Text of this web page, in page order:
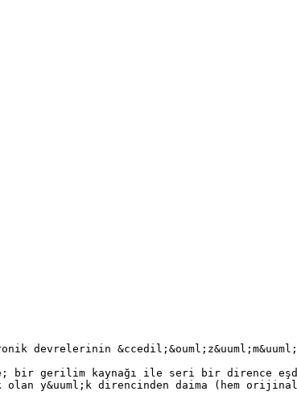
devrelerinin
bir gerilim kaynağı ile seri bir dirence
y&uuml;k direncinden daima (hem orijinal